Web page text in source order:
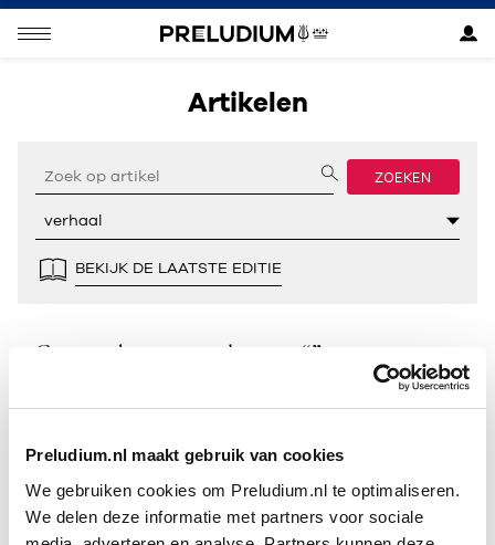
Preludium.nl maakt gebruik van cookies
We gebruiken cookies om Preludium.nl te optimaliseren.
We delen deze informatie met partners voor sociale
Artikelen
ZOEKEN
BEKIJK DE LAATSTE EDITIE
Geen resultaten gevonden voor “”.